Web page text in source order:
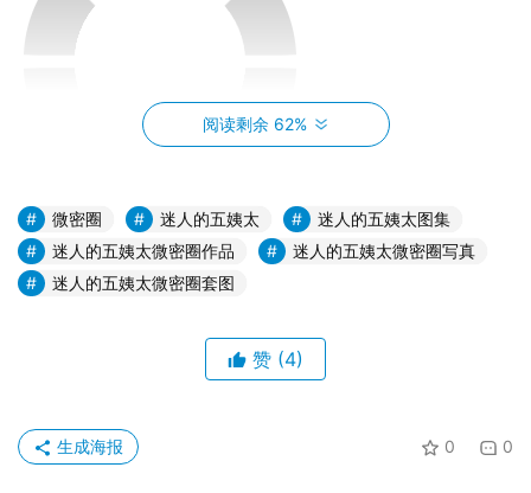
这里，不仅仅是一个展示美的舞台，更是一个分享生活、交
流心得的社区。在五姨太私拍微密圈中，你可以看到网红们
再到如何保养皮肤、打理发型，每一个细节都充满着别样的
魅力。她们用镜头记录下生活中的点滴，用文字表达内心的
阅读剩余 62%
微密圈 迷人的五姨太
迷人的五姨太图集
迷人的五姨太微密圈作品
迷人的五姨太微密圈写真
迷人的五姨太微密圈套图
赞 (4)
0 0
生成海报